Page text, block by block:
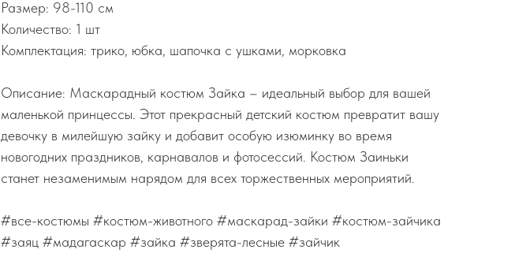
Размер: 98-110 см
Количество: 1 шт
Комплектация: трико, юбка, шапочка с ушками, морковка
Описание: Маскарадный костюм Зайка – идеальный выбор для вашей
маленькой принцессы. Этот прекрасный детский костюм превратит вашу
девочку в милейшую зайку и добавит особую изюминку во время
новогодних праздников, карнавалов и фотосессий. Костюм Заиньки
станет незаменимым нарядом для всех торжественных мероприятий.
#все-костюмы #костюм-животного #маскарад-зайки #костюм-зайчика
#заяц #мадагаскар #зайка #зверята-лесные #зайчик